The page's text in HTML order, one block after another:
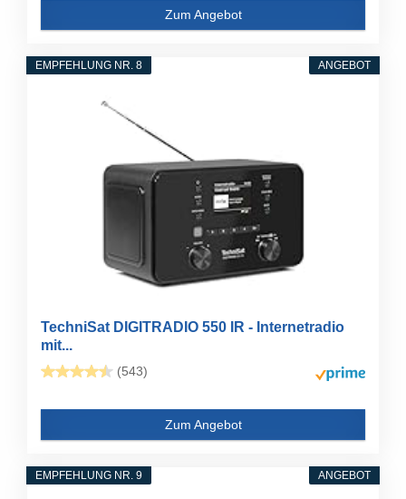
Zum Angebot
ANGEBOT
EMPFEHLUNG NR. 8
TechniSat DIGITRADIO 550 IR - Internetradio
mit...
(543)
Zum Angebot
ANGEBOT
EMPFEHLUNG NR. 9